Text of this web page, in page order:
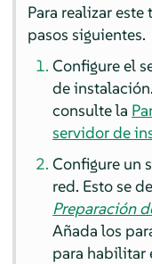
Para realizar
pasos siguientes.
Configure el
de instalación.
consulte la
servidor de
Configure un
red. Esto se
Preparación
Añada los
para habilitar